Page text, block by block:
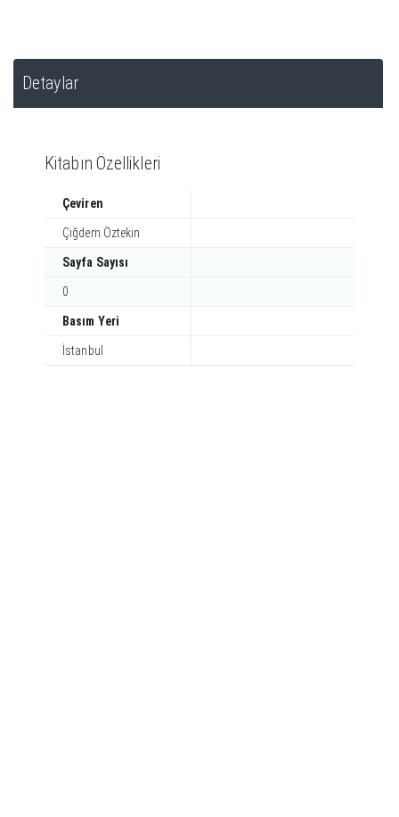
Detaylar
Kitabın Özellikleri
Çeviren
Çiğdem Öztekin
Sayfa Sayısı
0
Basım Yeri
İstanbul